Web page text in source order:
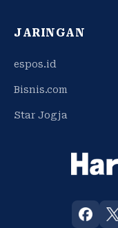
JARINGAN
espos.id
Bisnis.com
Star Jogja